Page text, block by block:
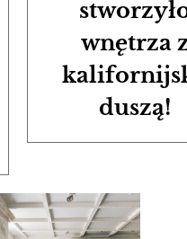
wnętrza
duszą!